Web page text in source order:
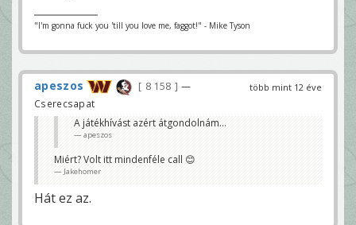
"I'm gonna fuck you 'till you love me, faggot!" - Mike Tyson
több mint 12 éve
apeszos 8 158
—
Cserecsapat
A játékhívást azért átgondolnám...
apeszos
Miért? Volt itt mindenféle call 😊
Jakehomer
Hát ez az.